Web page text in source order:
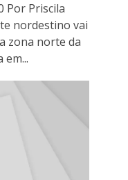
Por Priscila
nordestino vai
zona norte da